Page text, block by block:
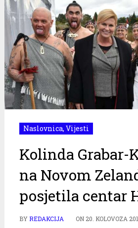
Naslovnica, Vijesti
Kolinda Grabar-
na Novom
posjetila centar
BYREDAKCIJA ON 20. KOLOVOZA